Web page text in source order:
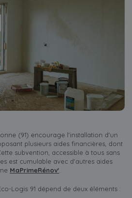
(91) encourage l'installation d'un
plusieurs aides financières, dont
subvention, accessible à tous sans
est cumulable avec d'autres aides
MaPrimeRénov'
Logis 91 dépend de deux éléments :